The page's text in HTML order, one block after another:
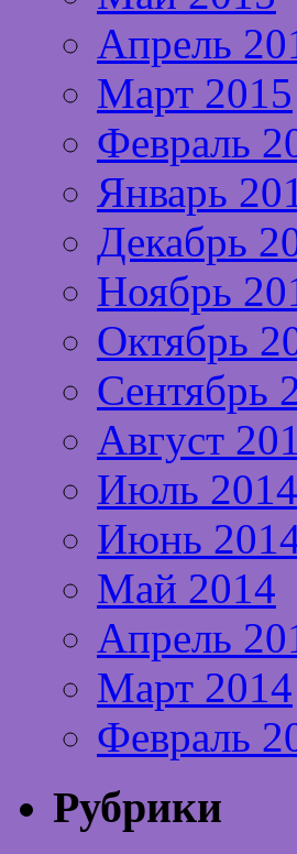
Апрель
Март 2015
Февраль
Январь
Декабрь
Ноябрь
Октябрь
Сентябрь
Август
Июль 2014
Июнь
Май 2014
Апрель
Март 2014
Февраль
Рубрики